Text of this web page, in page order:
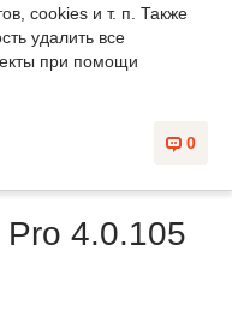
cookies и т. п. Также
удалить все
при помощи
0
4.0.105